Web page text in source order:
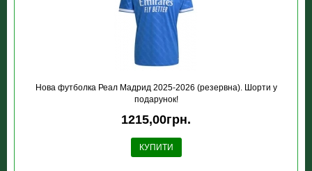
Нова футболка Реал Мадрид 2025-2026 (резервна). Шорти у
подарунок!
1215,00грн.
КУПИТИ